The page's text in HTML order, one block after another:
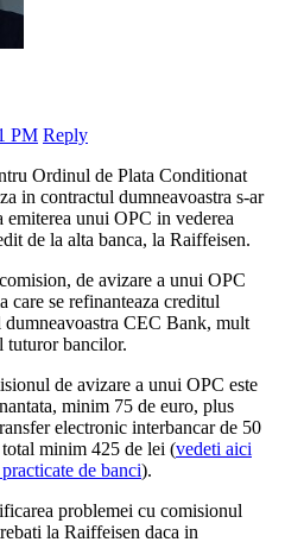
PM Reply
Ordinul de Plata Conditionat
in contractul dumneavoastra s-ar
emiterea unui OPC in vederea
de la alta banca, la Raiffeisen.
de avizare a unui OPC
care se refinanteaza creditul
CEC Bank, mult
tuturor bancilor.
de avizare a unui OPC este
minim 75 de euro, plus
electronic interbancar de 50
minim 425 de lei (vedeti aici
de banci).
problemei cu comisionul
la Raiffeisen daca in